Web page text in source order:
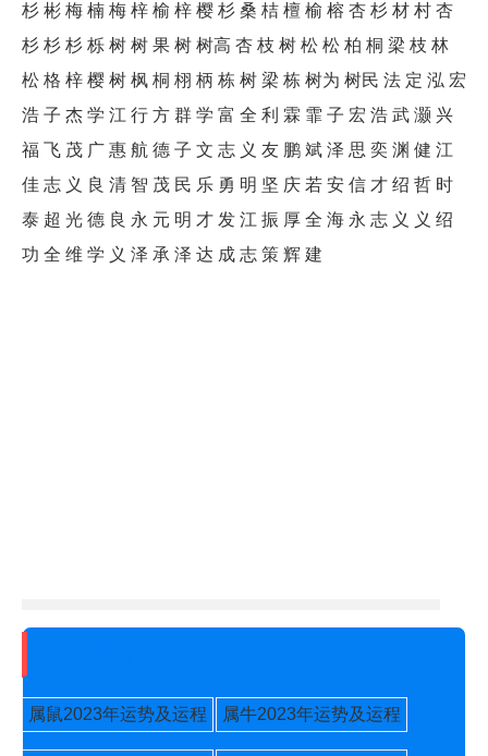
杉 彬 梅 楠 梅 梓 榆 梓 樱 杉 桑 桔 檀 榆 榕 杏 杉 材 村 杏
杉 杉 杉 栎 树 树 果 树 树高 杏 枝 树 松 松 柏 桐 梁 枝 林
松 格 梓 樱 树 枫 桐 栩 柄 栋 树 梁 栋 树为 树民 法 定 泓 宏
浩 子 杰 学 江 行 方 群 学 富 全 利 霖 霏 子 宏 浩 武 灏 兴
福 飞 茂 广 惠 航 德 子 文 志 义 友 鹏 斌 泽 思 奕 渊 健 江
佳 志 义 良 清 智 茂 民 乐 勇 明 坚 庆 若 安 信 才 绍 哲 时
泰 超 光 德 良 永 元 明 才 发 江 振 厚 全 海 永 志 义 义 绍
功 全 维 学 义 泽 承 泽 达 成 志 策 辉 建
属鼠2023年运势及运程 属牛2023年运势及运程